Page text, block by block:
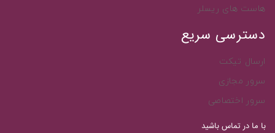
هاست های ریسلر
دسترسی سریع
ارسال تیکت
سرور مجازی
سرور اختصاصی
با ما در تماس باشید